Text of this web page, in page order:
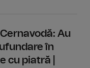
Au
în
cu piatră |